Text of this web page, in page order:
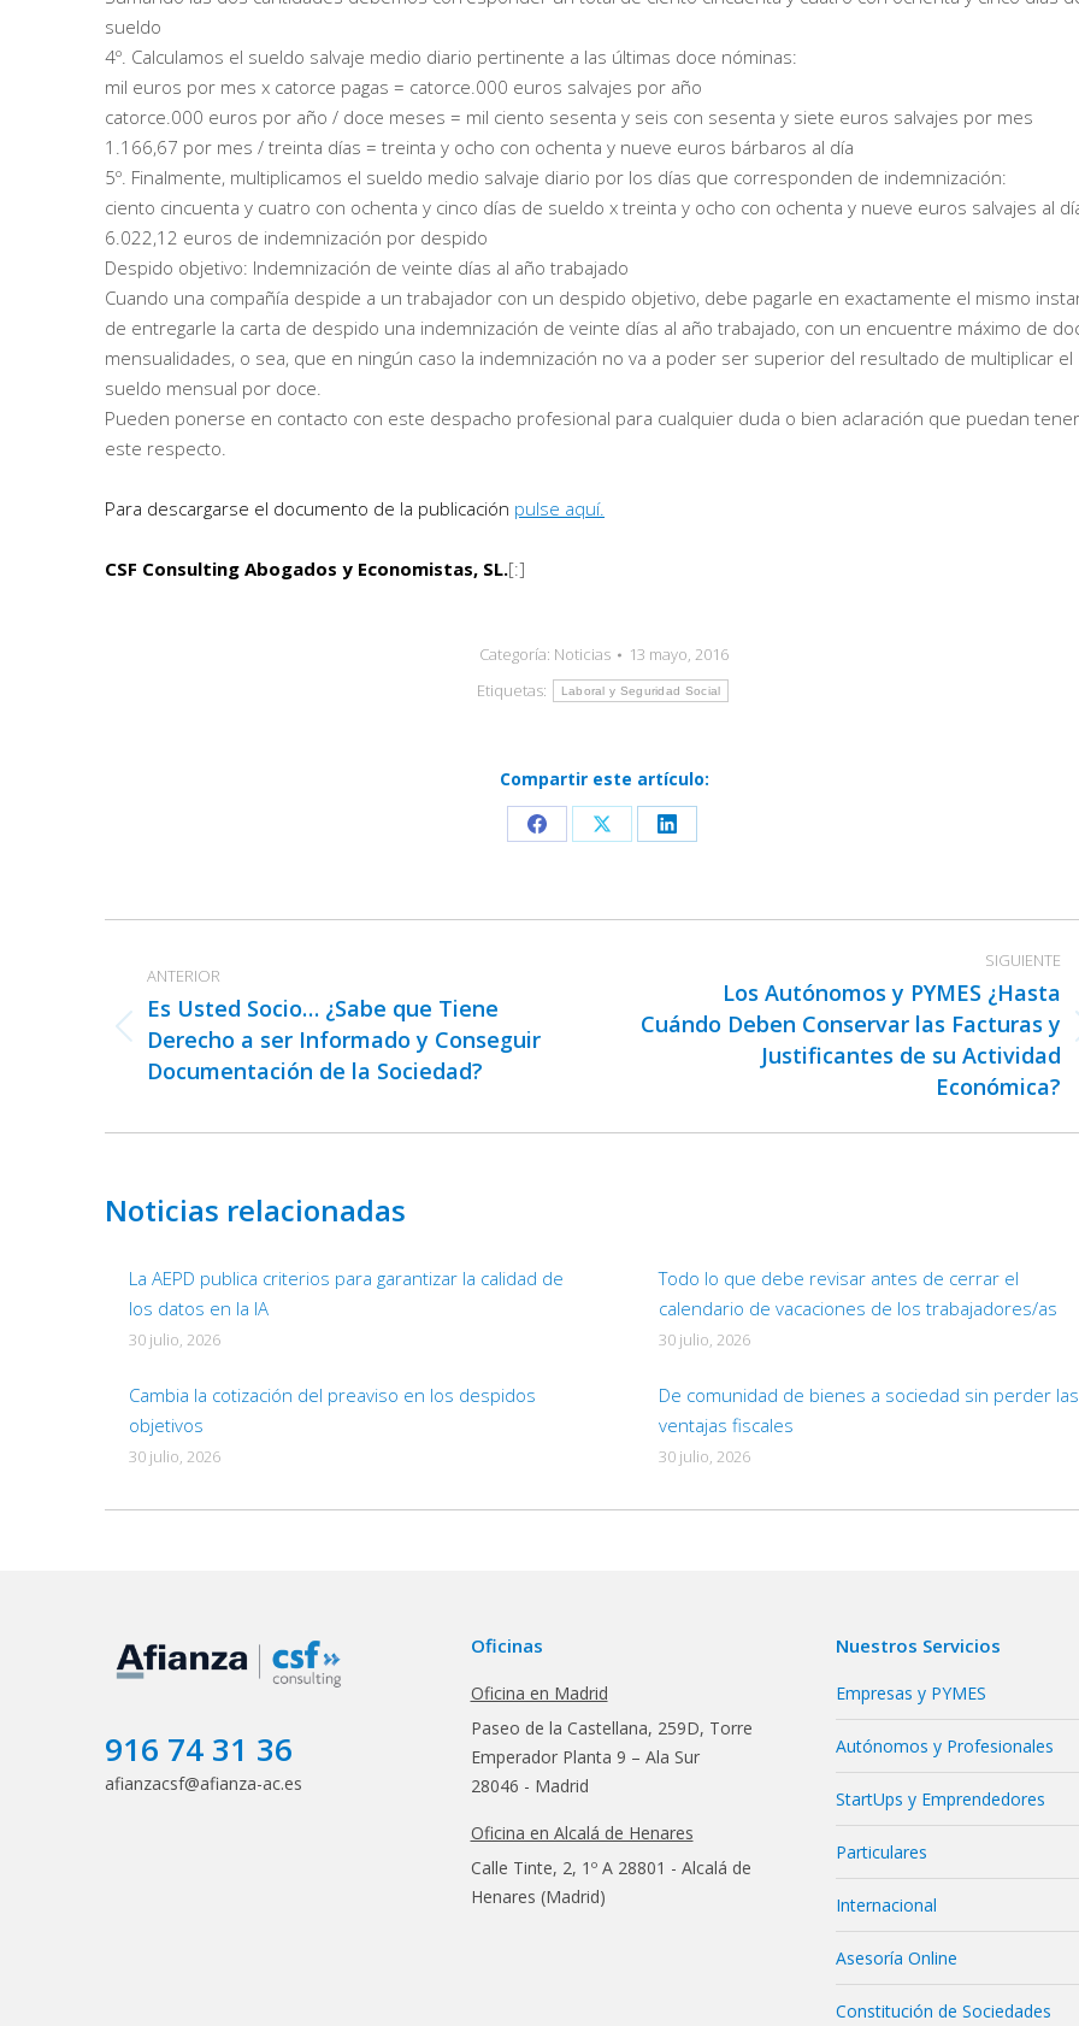
sueldo
4º. Calculamos el sueldo salvaje medio diario pertinente a las últimas doce nóminas:
mil euros por mes x catorce pagas = catorce.000 euros salvajes por año
catorce.000 euros por año / doce meses = mil ciento sesenta y seis con sesenta y siete euros salvajes por mes
1.166,67 por mes / treinta días = treinta y ocho con ochenta y nueve euros bárbaros al día
5º. Finalmente, multiplicamos el sueldo medio salvaje diario por los días que corresponden de indemnización:
ciento cincuenta y cuatro con ochenta y cinco días de sueldo x treinta y ocho con ochenta y nueve euros salvajes al
6.022,12 euros de indemnización por despido
Despido objetivo: Indemnización de veinte días al año trabajado
Cuando una compañía despide a un trabajador con un despido objetivo, debe pagarle en exactamente el mismo
de entregarle la carta de despido una indemnización de veinte días al año trabajado, con un encuentre máximo de
mensualidades, o sea, que en ningún caso la indemnización no va a poder ser superior del resultado de multiplicar el
sueldo mensual por doce.
Pueden ponerse en contacto con este despacho profesional para cualquier duda o bien aclaración que puedan
este respecto.
Para descargarse el documento de la publicación pulse aquí.
CSF Consulting Abogados y Economistas, SL.[:]
Categoría: Noticias
13 mayo, 2016
Etiquetas:
Laboral y Seguridad Social
Compartir este artículo:
Share
Facebook
Share
X
Share
LinkedIn
entre
publicaciones
ANTERIOR
Publicación
anterior:
Es Usted Socio… ¿Sabe que Tiene
Derecho a ser Informado y Conseguir
Documentación de la Sociedad?
SIGUIENTE
Publicación
Los Autónomos y PYMES ¿Hasta
Cuándo Deben Conservar las Facturas y
Justificantes de su Actividad
Económica?
Noticias relacionadas
La AEPD publica criterios para garantizar la calidad de
los datos en la IA
30 julio, 2026
Todo lo que debe revisar antes de cerrar el
calendario de vacaciones de los trabajadores/as
30 julio, 2026
Cambia la cotización del preaviso en los despidos
objetivos
30 julio, 2026
De comunidad de bienes a sociedad sin perder las
ventajas fiscales
30 julio, 2026
916 74 31 36
afianzacsf@afianza-ac.es
Oficinas
Oficina en Madrid
Paseo de la Castellana, 259D, Torre
Emperador Planta 9 – Ala Sur
28046 - Madrid
Oficina en Alcalá de Henares
Calle Tinte, 2, 1º A 28801 - Alcalá de
Henares (Madrid)
Nuestros Servicios
Empresas y PYMES
Autónomos y Profesionales
StartUps y Emprendedores
Particulares
Internacional
Asesoría Online
Constitución de Sociedades